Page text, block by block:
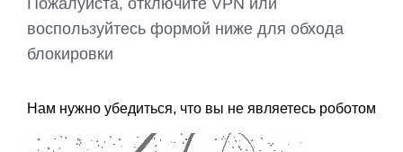
Пожалуйста, отключите VPN или
воспользуйтесь формой ниже для обхода
блокировки
Нам нужно убедиться, что вы не являетесь роботом